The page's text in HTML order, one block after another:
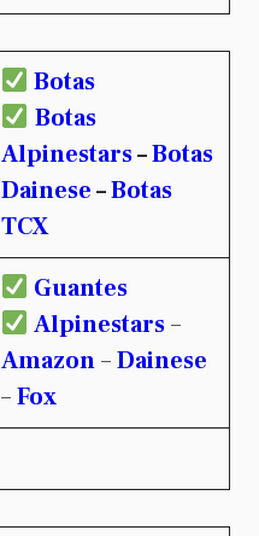
Botas
Botas
Alpinestars–Botas
Dainese–Botas
TCX
Guantes
Alpinestars–
Amazon–Dainese
–Fox